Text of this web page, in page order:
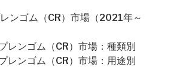
ンゴム（CR）市場（2021年～
レンゴム（CR）市場：種類別
レンゴム（CR）市場：用途別